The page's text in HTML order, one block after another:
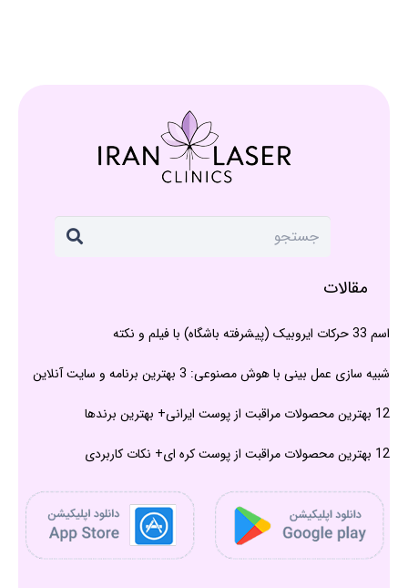
مقالات
اسم 33 حرکات ایروبیک (پیشرفته باشگاه) با فیلم و نکته
شبیه سازی عمل بینی با هوش مصنوعی: 3 بهترین برنامه و سایت آنلاین
12 بهترین محصولات مراقبت از پوست ایرانی+ بهترین برندها
12 بهترین محصولات مراقبت از پوست کره ای+ نکات کاربردی